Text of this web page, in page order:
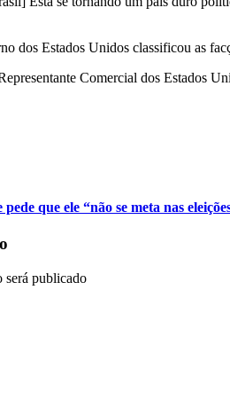
dos Estados Unidos classificou as
Comercial dos Estados
que ele “não se meta nas
será publicado